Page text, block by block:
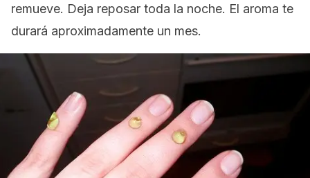
remueve. Deja reposar toda la noche. El aroma te
durará aproximadamente un mes.